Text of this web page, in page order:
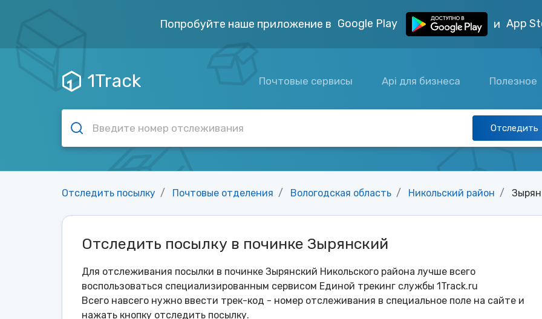
Попробуйте наше приложение в Google Play и App
1Track Почтовые сервисы Api для бизнеса Полезное
Отследить
Отследить посылку Почтовые отделения Вологодская область Никольский район
Отследить посылку в починке Зырянский
Для отслеживания посылки в починке Зырянский Никольского района лучше всего
воспользоваться специализированным сервисом Единой трекинг службы 1Track.ru
Всего навсего нужно ввести трек-код - номер отслеживания в специальное поле на сайте и
нажать кнопку отследить посылку.